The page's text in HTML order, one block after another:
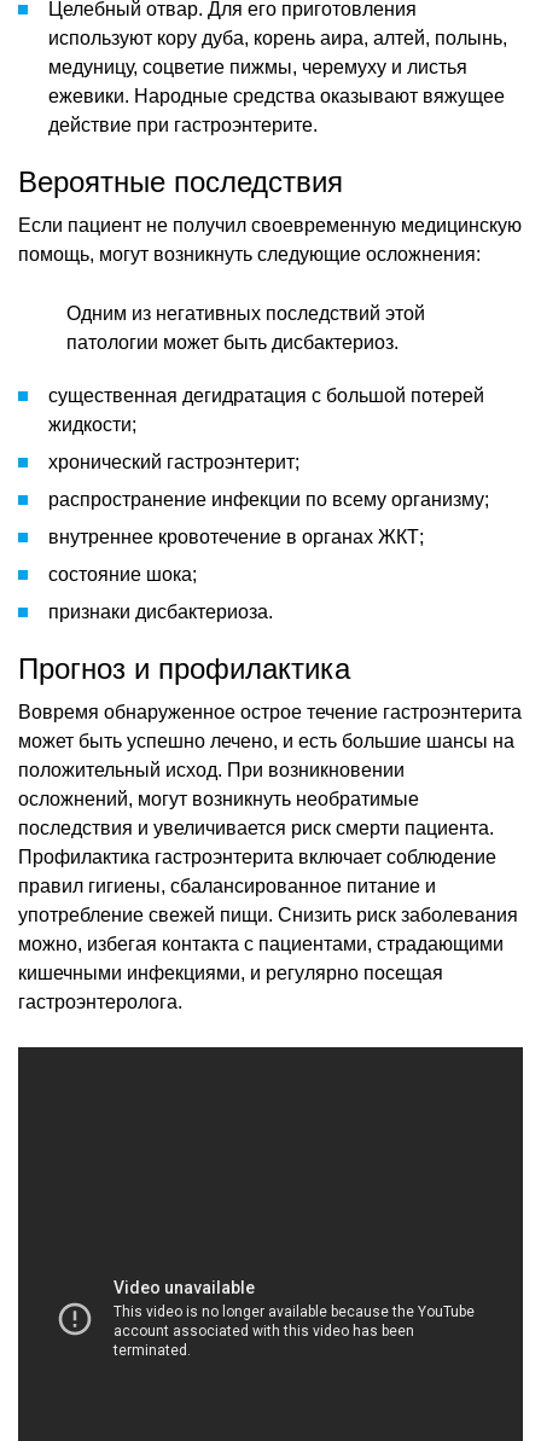
Целебный отвар. Для его приготовления
используют кору дуба, корень аира, алтей, полынь,
медуницу, соцветие пижмы, черемуху и листья
ежевики. Народные средства оказывают вяжущее
действие при гастроэнтерите.
Вероятные последствия
Если пациент не получил своевременную медицинскую
помощь, могут возникнуть следующие осложнения:
Одним из негативных последствий этой
патологии может быть дисбактериоз.
существенная дегидратация с большой потерей
жидкости;
хронический гастроэнтерит;
распространение инфекции по всему организму;
внутреннее кровотечение в органах ЖКТ;
состояние шока;
признаки дисбактериоза.
Прогноз и профилактика
Вовремя обнаруженное острое течение гастроэнтерита
может быть успешно лечено, и есть большие шансы на
положительный исход. При возникновении
осложнений, могут возникнуть необратимые
последствия и увеличивается риск смерти пациента.
Профилактика гастроэнтерита включает соблюдение
правил гигиены, сбалансированное питание и
употребление свежей пищи. Снизить риск заболевания
можно, избегая контакта с пациентами, страдающими
кишечными инфекциями, и регулярно посещая
гастроэнтеролога.